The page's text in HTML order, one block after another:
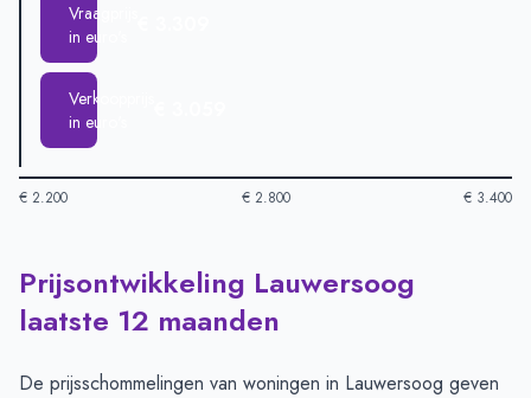
Vraagprijs
in euro's
Verkoopprijs
in euro's
€ 2.200 € 2.800 € 3.400
Huizenprijzen in Lauwersoog per m2-Afgelopen 3 maanden
Type
Vraagprijs in euro's
Verkoopprijs in euro's
Prijsontwikkeling Lauwersoog
laatste 12 maanden
De prijsschommelingen van woningen in Lauwersoog geven